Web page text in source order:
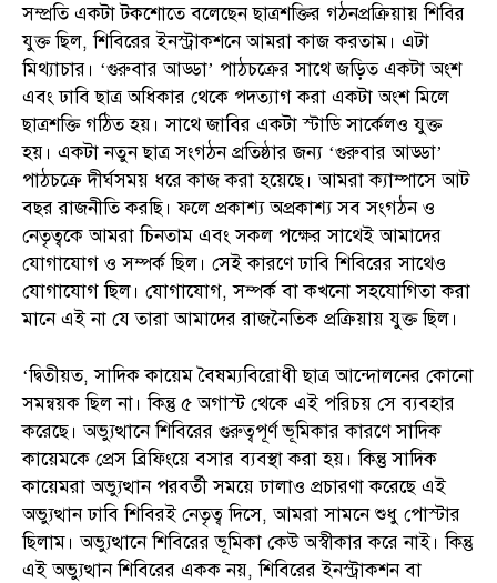
সম্প্রতি একটা টকশোতে বলেছেন ছাত্রশক্তির গঠনপ্রক্রিয়ায় শিবির
যুক্ত ছিল, শিবিরের ইনস্ট্রাকশনে আমরা কাজ করতাম। এটা
মিথ্যাচার। ‘গুরুবার আড্ডা’ পাঠচক্রের সাথে জড়িত একটা অংশ
এবং ঢাবি ছাত্র অধিকার থেকে পদত্যাগ করা একটা অংশ মিলে
ছাত্রশক্তি গঠিত হয়। সাথে জাবির একটা স্টাডি সার্কেলও যুক্ত
হয়। একটা নতুন ছাত্র সংগঠন প্রতিষ্ঠার জন্য ‘গুরুবার আড্ডা’
পাঠচক্রে দীর্ঘসময় ধরে কাজ করা হয়েছে। আমরা ক্যাম্পাসে আট
বছর রাজনীতি করছি। ফলে প্রকাশ্য অপ্রকাশ্য সব সংগঠন ও
নেতৃত্বকে আমরা চিনতাম এবং সকল পক্ষের সাথেই আমাদের
যোগাযোগ ও সম্পর্ক ছিল। সেই কারণে ঢাবি শিবিরের সাথেও
যোগাযোগ ছিল। যোগাযোগ, সম্পর্ক বা কখনো সহযোগিতা করা
মানে এই না যে তারা আমাদের রাজনৈতিক প্রক্রিয়ায় যুক্ত ছিল।
‘দ্বিতীয়ত, সাদিক কায়েম বৈষম্যবিরোধী ছাত্র আন্দোলনের কোনো
সমন্বয়ক ছিল না। কিন্তু ৫ অগাস্ট থেকে এই পরিচয় সে ব্যবহার
করেছে। অভ্যুত্থানে শিবিরের গুরুত্বপূর্ণ ভূমিকার কারণে সাদিক
কায়েমকে প্রেস ব্রিফিংয়ে বসার ব্যবস্থা করা হয়। কিন্তু সাদিক
কায়েমরা অভ্যুত্থান পরবর্তী সময়ে ঢালাও প্রচারণা করেছে এই
অভ্যুত্থান ঢাবি শিবিরই নেতৃত্ব দিসে, আমরা সামনে শুধু পোস্টার
ছিলাম। অভ্যুত্থানে শিবিরের ভূমিকা কেউ অস্বীকার করে নাই। কিন্তু
এই অভ্যুত্থান শিবিরের একক নয়, শিবিরের ইনস্ট্রাকশন বা